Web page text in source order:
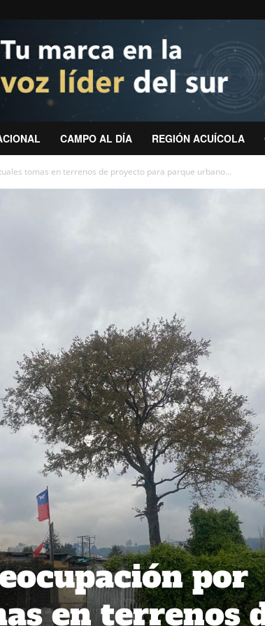
CAMPO AL DÍA REGIÓN ACUÍCOLA
tomas en terrenos de proyecto para parque urbano...
por
en terrenos